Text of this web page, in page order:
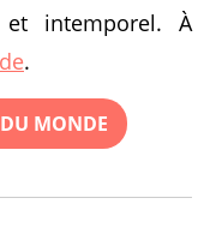
intemporel. À
.
MONDE